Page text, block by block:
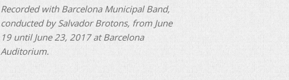
Recorded with Barcelona Municipal Band,
conducted by Salvador Brotons, from June
19 until June 23, 2017 at Barcelona
Auditorium.